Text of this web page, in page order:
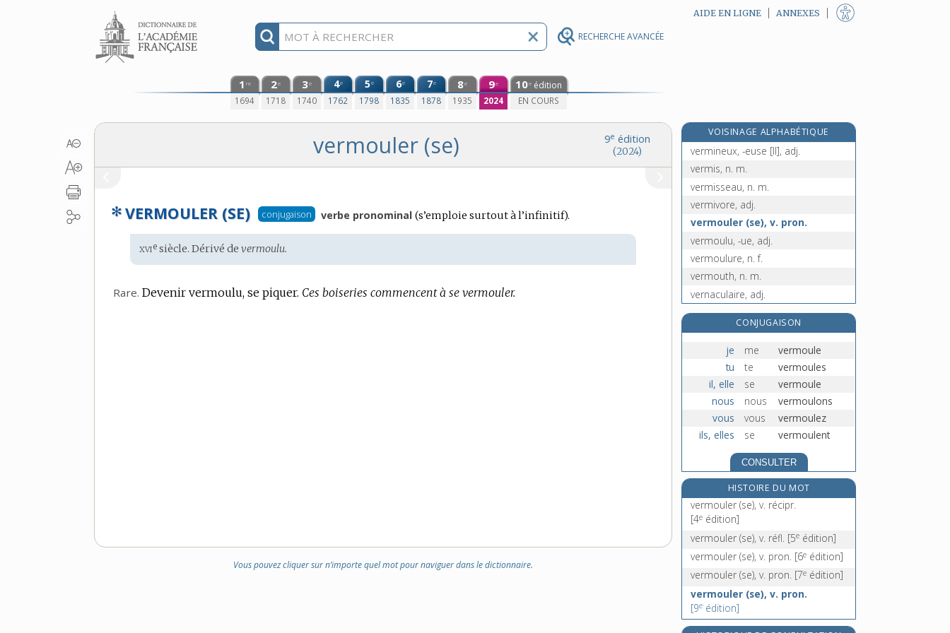
RECHERCHE AVANCÉE
Aller au contenu AIDE EN LIGNE ANNEXES
1 re
1694
2e
1718
3e
1740
4e
1762
5e
1798
6e
1835
7e
1878
8e
1935
9e
2024
10e édition
EN COURS
9e édition
(2024)
vermouler (se)
✻ VERMOULER (SE) conjugaison verbe pronominal Conjugaison
(s’emploie surtout à l’infinitif).
Étymologie
:
xvie siècle. Dérivé devermoulu.
Rare. Devenir vermoulu, se piquer. Ces boiseries commencent à se vermouler.
Vous pouvez cliquer sur n’importe quel mot pour naviguer dans le dictionnaire.
VOISINAGE ALPHABÉTIQUE
vermineux, -euse [I], adj.
vermineux, -euse [II], adj.
vermis, n. m.
vermisseau, n. m.
vermivore, adj.
vermouler (se), v. pron.
vermoulu, -ue, adj.
vermoulure, n. f.
vermouth, n. m.
vernaculaire, adj.
vernal, -ale, adj.
vernalisation, n. f.
vernation, n. f.
verne, n. m. ou f.
verni, -ie, adj. et n.
CONJUGAISON
je me
vermoule
tu
te
vermoules
il, elle
se
vermoule
nous
nous
vermoulons
vous
vous
vermoulez
ils, elles
se vermoulent
CONSULTER
HISTOIRE DU MOT
vermouler (se), v. récipr.
[4e édition]
vermouler (se), v. réfl. [5e édition]
vermouler (se), v. pron. [6e édition]
vermouler (se), v. pron. [7e édition]
vermouler (se), v. pron.
[9e édition]